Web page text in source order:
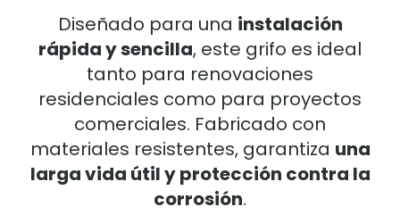
Diseñado para una instalación
rápida y sencilla, este grifo es ideal
tanto para renovaciones
residenciales como para proyectos
comerciales. Fabricado con
materiales resistentes, garantiza una
larga vida útil y protección contra la
corrosión.